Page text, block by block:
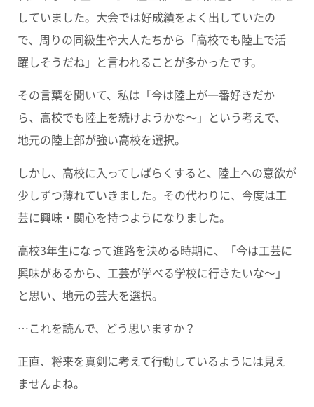
していました。大会では好成績をよく出していたの
で、周りの同級生や大人たちから「高校でも陸上で活
躍しそうだね」と言われることが多かったです。
その言葉を聞いて、私は「今は陸上が一番好きだか
ら、高校でも陸上を続けようかな〜」という考えで、
地元の陸上部が強い高校を選択。
しかし、高校に入ってしばらくすると、陸上への意欲が
少しずつ薄れていきました。その代わりに、今度は工
芸に興味・関心を持つようになりました。
高校3年生になって進路を決める時期に、「今は工芸に
興味があるから、工芸が学べる学校に行きたいな〜」
と思い、地元の芸大を選択。
…これを読んで、どう思いますか？
正直、将来を真剣に考えて行動しているようには見え
ませんよね。